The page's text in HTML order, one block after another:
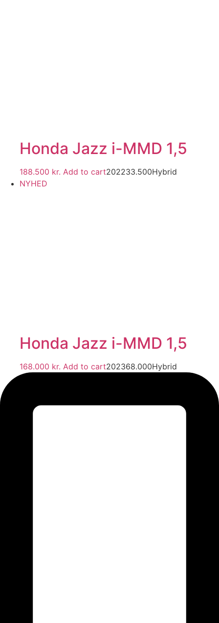
Honda Jazz i-MMD 1,5
188.500 kr. Add to cart202233.500Hybrid
NYHED
Honda Jazz i-MMD 1,5
168.000 kr. Add to cart202368.000Hybrid